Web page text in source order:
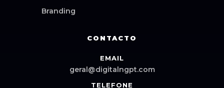
Branding
CONTACTO
EMAIL
geral@digitalngpt.com
TELEFONE